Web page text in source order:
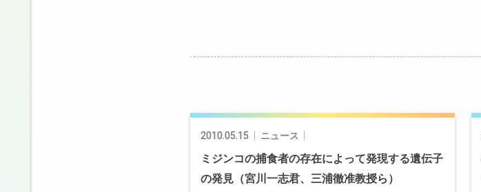
稿
ー
2010.05.15 ニュース
ミジンコの捕食者の存在によって発現する遺伝子
の発見 （宮川一志君、 三浦徹准教授ら）